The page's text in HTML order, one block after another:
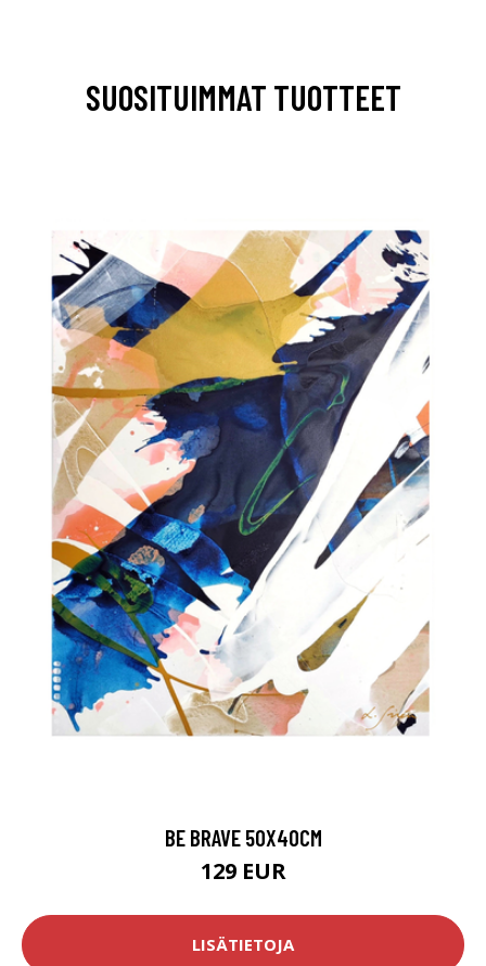
SUOSITUIMMAT TUOTTEET
BE BRAVE 50X40CM
129 EUR
LISÄTIETOJA